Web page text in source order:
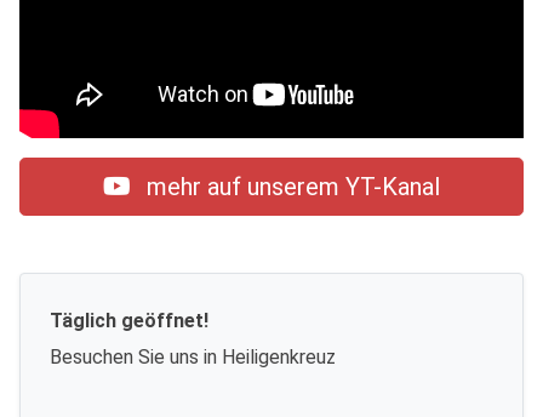
mehr auf unserem YT-Kanal
Täglich geöffnet!
Besuchen Sie uns in Heiligenkreuz